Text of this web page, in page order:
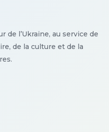
de l’Ukraine, au service de
de la culture et de la